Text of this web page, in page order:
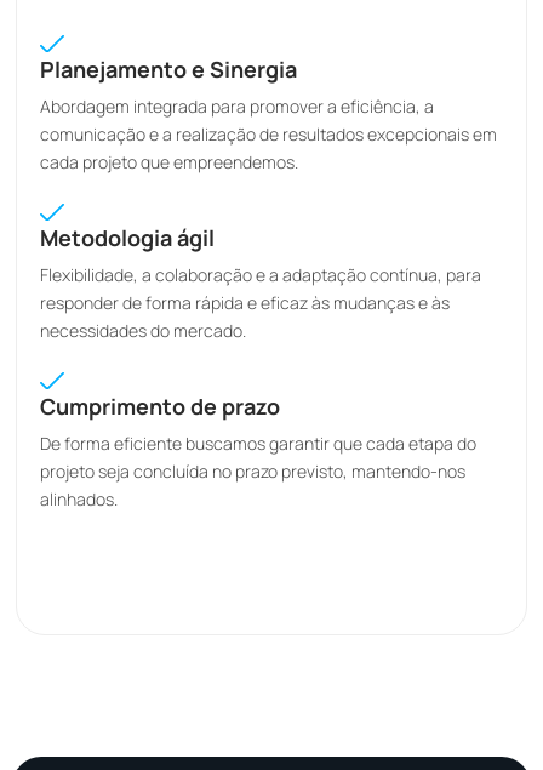
Planejamento e Sinergia
Abordagem integrada para promover a eficiência, a
comunicação e a realização de resultados excepcionais em
cada projeto que empreendemos.
Metodologia ágil
Flexibilidade, a colaboração e a adaptação contínua, para
responder de forma rápida e eficaz às mudanças e às
necessidades do mercado.
Cumprimento de prazo
De forma eficiente buscamos garantir que cada etapa do
projeto seja concluída no prazo previsto, mantendo-nos
alinhados.